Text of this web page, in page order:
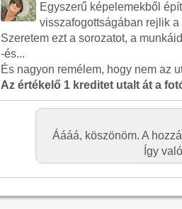
Egyszerű képelemekből
visszafogottságában rejlik
Szeretem ezt a sorozatot, a
-és...
És nagyon remélem, hogy nem az
Az értékelő 1 kreditet utalt át a
Áááá, köszönöm. A
Így